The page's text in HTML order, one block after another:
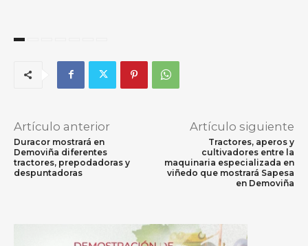
Artículo anterior
Duracor mostrará en
Demoviña diferentes
tractores, prepodadoras y
despuntadoras
Artículo siguiente
Tractores, aperos y
cultivadores entre la
maquinaria especializada en
viñedo que mostrará Sapesa
en Demoviña